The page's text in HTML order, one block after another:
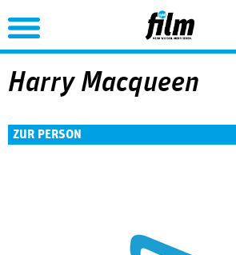
Jump to Navigation
Harry Macqueen
ZUR PERSON